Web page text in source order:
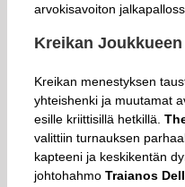
arvokisavoiton
Kreikan
Kreikan menestyksen
yhteishenki ja muutamat
esille kriittisillä hetkillä.
valittiin turnauksen
kapteeni ja keskikentän
johtohahmo Traianos